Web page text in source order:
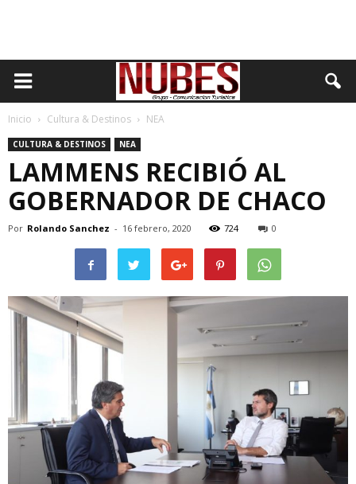
Inicio Cultura & Destinos NEA
CULTURA & DESTINOS NEA
LAMMENS RECIBIÓ AL
GOBERNADOR DE CHACO
Por Rolando Sanchez - 16 febrero, 2020 724 0